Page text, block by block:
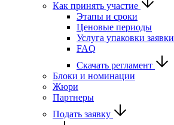
Как принять участие
Этапы и сроки
Ценовые периоды
Услуга упаковки заявки
FAQ
Скачать регламент
Блоки и номинации
Жюри
Партнеры
Подать заявку